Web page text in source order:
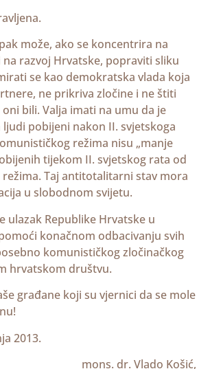
može, ako se koncentrira na
razvoj Hrvatske, popraviti sliku
se kao demokratska vlada koja
ne prikriva zločine i ne štiti
bili. Valja imati na umu da je
pobijeni nakon II. svjetskoga
režima nisu „manje
tijekom II. svjetskog rata od
Taj antitotalitarni stav mora
u slobodnom svijetu.
ulazak Republike Hrvatske u
konačnom odbacivanju svih
komunističkog zločinačkog
hrvatskom društvu.
građane koji su vjernici da se mole
2013.
mons. dr. Vlado Košić,